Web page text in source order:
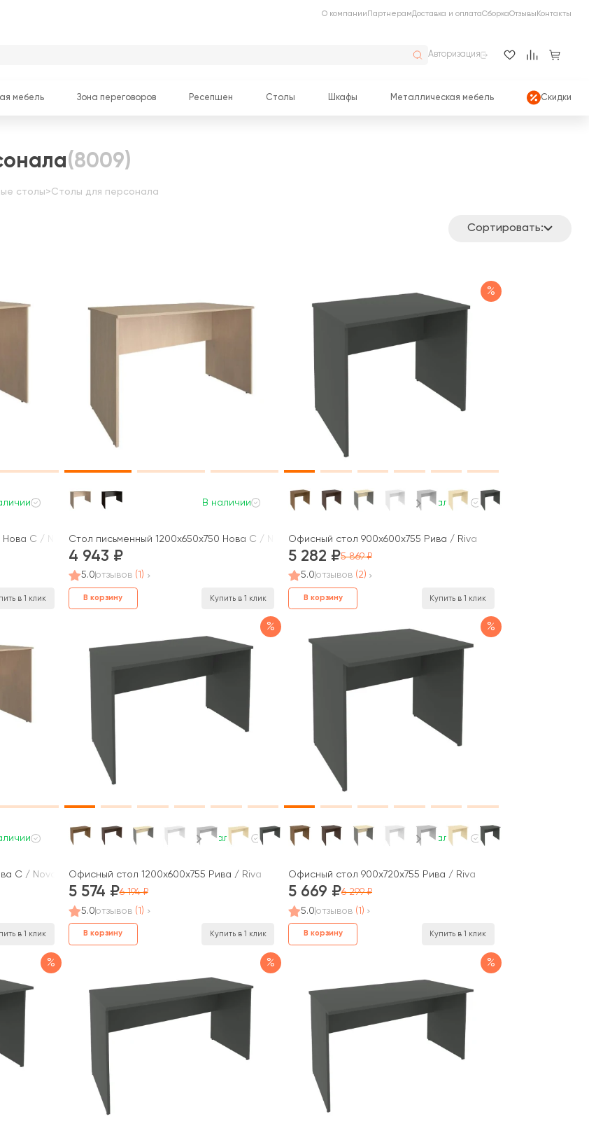
О компании ПартнерамДоставка и оплатаСборкаОтзывы Контакты
Авторизация
мебель Зона переговоров Ресепшен Столы Шкафы Металлическая мебель Скидки
(8009)
столы>Столы для персонала
Сортировать:
Нова С / Nova S
в 1 клик
В наличии
Стол письменный 1200x650x750 Нова С / Nova S
4 943
5.0отзывов (1)
В корзину Купить в 1 клик
%
В наличии
Офисный стол 900x600x755 Рива / Riva
5 282
5 869
5.0 отзывов (2)
В корзину Купить в 1 клик
С / Nova S
в 1 клик
%
В наличии
Офисный стол 1200x600x755 Рива / Riva
5 574
6 194
5.0отзывов (1)
В корзину Купить в 1 клик
%
В наличии
Офисный стол 900x720x755 Рива / Riva
5 669
6 299
5.0 отзывов (1)
В корзину Купить в 1 клик
% % %